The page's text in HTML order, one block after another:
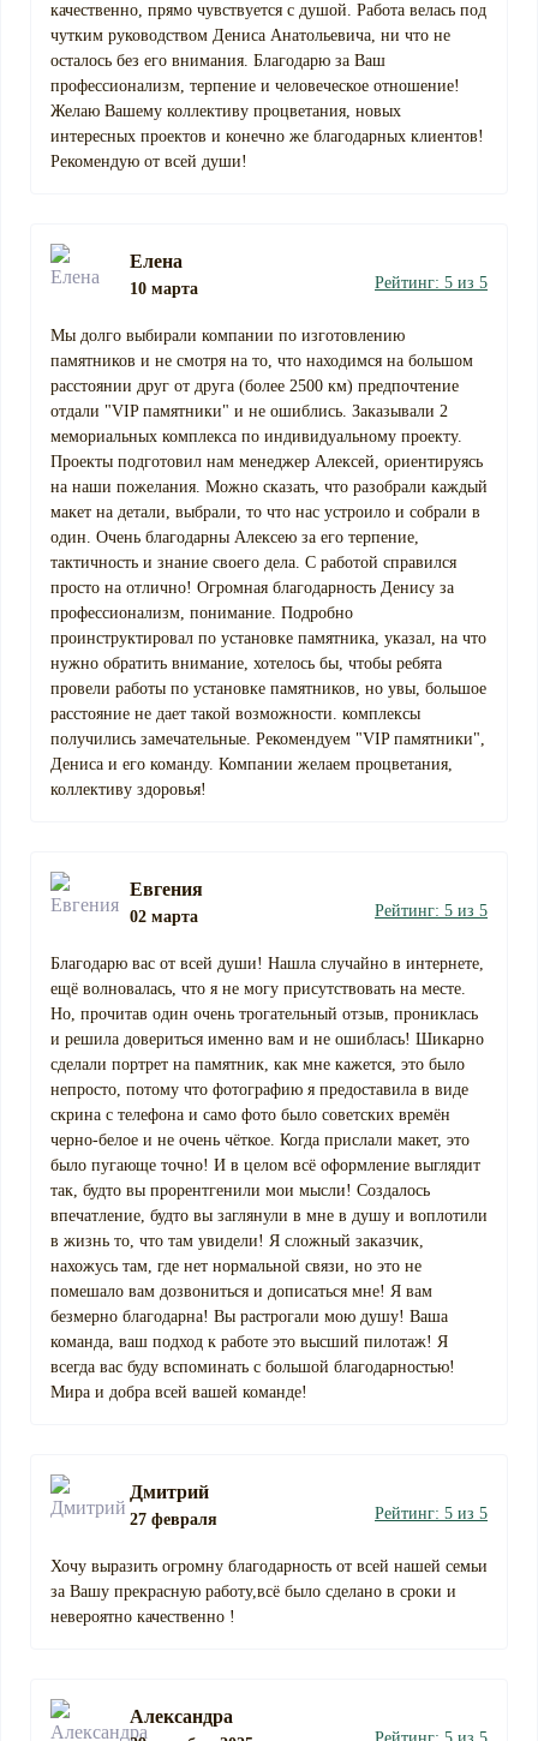
качественно, прямо чувствуется с душой. Работа велась под
чутким руководством Дениса Анатольевича, ни что не
осталось без его внимания. Благодарю за Ваш
профессионализм, терпение и человеческое отношение!
Желаю Вашему коллективу процветания, новых
интересных проектов и конечно же благодарных клиентов!
Рекомендую от всей души!
Елена
10 марта Рейтинг: 5 из 5
Мы долго выбирали компании по изготовлению
памятников и не смотря на то, что находимся на большом
расстоянии друг от друга (более 2500 км) предпочтение
отдали "VIP памятники" и не ошиблись. Заказывали 2
мемориальных комплекса по индивидуальному проекту.
Проекты подготовил нам менеджер Алексей, ориентируясь
на наши пожелания. Можно сказать, что разобрали каждый
макет на детали, выбрали, то что нас устроило и собрали в
один. Очень благодарны Алексею за его терпение,
тактичность и знание своего дела. С работой справился
просто на отлично! Огромная благодарность Денису за
профессионализм, понимание. Подробно
проинструктировал по установке памятника, указал, на что
нужно обратить внимание, хотелось бы, чтобы ребята
провели работы по установке памятников, но увы, большое
расстояние не дает такой возможности. комплексы
получились замечательные. Рекомендуем "VIP памятники",
Дениса и его команду. Компании желаем процветания,
коллективу здоровья!
Евгения
02 марта Рейтинг: 5 из 5
Благодарю вас от всей души! Нашла случайно в интернете,
ещё волновалась, что я не могу присутствовать на месте.
Но, прочитав один очень трогательный отзыв, прониклась
и решила довериться именно вам и не ошиблась! Шикарно
сделали портрет на памятник, как мне кажется, это было
непросто, потому что фотографию я предоставила в виде
скрина с телефона и само фото было советских времён
черно-белое и не очень чёткое. Когда прислали макет, это
было пугающе точно! И в целом всё оформление выглядит
так, будто вы прорентгенили мои мысли! Создалось
впечатление, будто вы заглянули в мне в душу и воплотили
в жизнь то, что там увидели! Я сложный заказчик,
нахожусь там, где нет нормальной связи, но это не
помешало вам дозвониться и дописаться мне! Я вам
безмерно благодарна! Вы растрогали мою душу! Ваша
команда, ваш подход к работе это высший пилотаж! Я
всегда вас буду вспоминать с большой благодарностью!
Мира и добра всей вашей команде!
Дмитрий
27 февраля Рейтинг: 5 из 5
Хочу выразить огромну благодарность от всей нашей семьи
за Вашу прекрасную работу,всё было сделано в сроки и
невероятно качественно !
Александра